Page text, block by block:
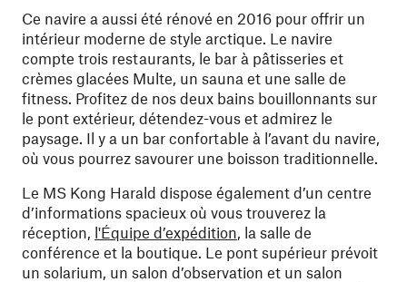
Ce navire a aussi été rénové en 2016 pour offrir un
intérieur moderne de style arctique. Le navire
compte trois restaurants, le bar à pâtisseries et
crèmes glacées Multe, un sauna et une salle de
fitness. Profitez de nos deux bains bouillonnants sur
le pont extérieur, détendez-vous et admirez le
paysage. Il y a un bar confortable à l’avant du navire,
où vous pourrez savourer une boisson traditionnelle.
Le MS Kong Harald dispose également d’un centre
d’informations spacieux où vous trouverez la
réception, l'Équipe d’expédition, la salle de
conférence et la boutique. Le pont supérieur prévoit
un solarium, un salon d’observation et un salon